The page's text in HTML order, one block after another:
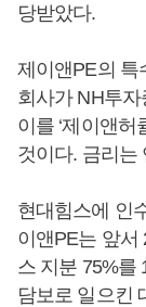
당받았다.
제이앤PE의 특
회사가 NH투
이를 ‘제이앤허
것이다. 금리는
현대힘스에 인
이앤PE는 앞서
스 지분 75%를
담보로 일으킨